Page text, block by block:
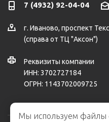
7 (4932) 92-04-04
г. Иваново, проспект
(справа от ТЦ "Аксон")
Реквизиты компании
ИНН: 3702727184
ОГРН: 1143702009725
Мы используем файлы